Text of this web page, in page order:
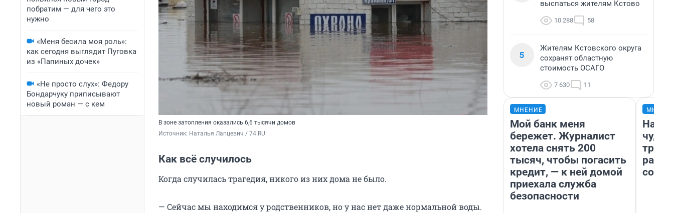
побратим — для чего это
нужно
«Меня бесила моя роль»:
как сегодня выглядит Пуговка
из «Папиных дочек»
«Не просто слух»: Федору
Бондарчуку приписывают
новый роман — с кем
В зоне затопления оказались 6,6 тысячи домов
Источник: Наталья Лапцевич / 74.RU
Как всё случилось
Когда случилась трагедия, никого из них дома не было.
— Сейчас мы находимся у родственников, но у нас нет даже нормальной воды.
выспаться жителям Кстово
10 288 58
5
Жителям Кстовского округа
сохранят областную
стоимость ОСАГО
7 630 11
МНЕНИЕ
Мой банк меня
бережет. Журналист
хотела снять 200
тысяч, чтобы погасить
кредит, — к ней домой
приехала служба
безопасности